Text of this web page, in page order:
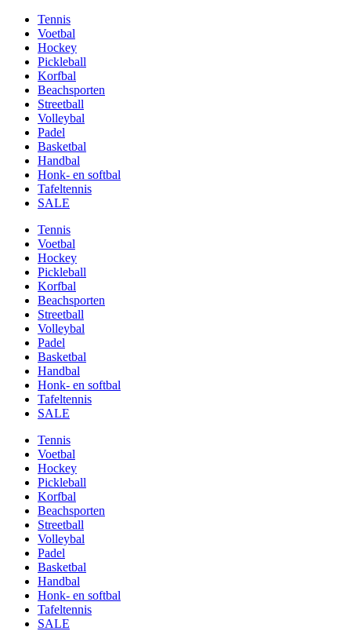
Tennis
Voetbal
Hockey
Pickleball
Korfbal
Beachsporten
Streetball
Volleybal
Padel
Basketbal
Handbal
Honk- en softbal
Tafeltennis
SALE
Tennis
Voetbal
Hockey
Pickleball
Korfbal
Beachsporten
Streetball
Volleybal
Padel
Basketbal
Handbal
Honk- en softbal
Tafeltennis
SALE
Tennis
Voetbal
Hockey
Pickleball
Korfbal
Beachsporten
Streetball
Volleybal
Padel
Basketbal
Handbal
Honk- en softbal
Tafeltennis
SALE